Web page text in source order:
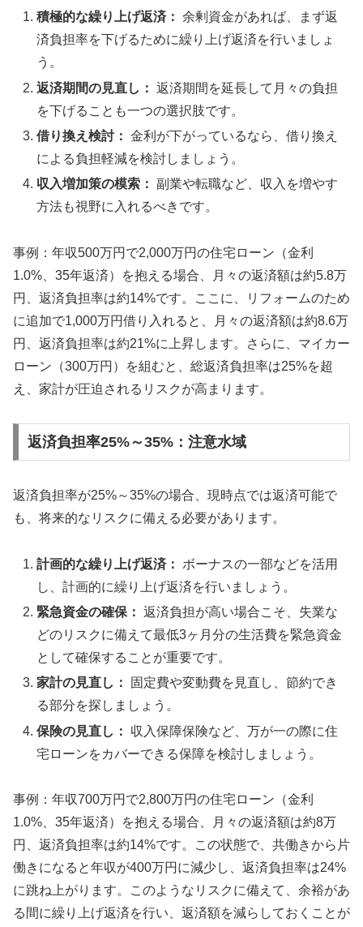
積極的な繰り上げ返済： 余剰資金があれば、まず返
済負担率を下げるために繰り上げ返済を行いましょ
う。
返済期間の見直し： 返済期間を延長して月々の負担
を下げることも一つの選択肢です。
借り換え検討： 金利が下がっているなら、借り換え
による負担軽減を検討しましょう。
収入増加策の模索： 副業や転職など、収入を増やす
方法も視野に入れるべきです。
事例：年収500万円で2,000万円の住宅ローン（金利
1.0%、35年返済）を抱える場合、月々の返済額は約5.8万
円、返済負担率は約14%です。ここに、リフォームのため
に追加で1,000万円借り入れると、月々の返済額は約8.6万
円、返済負担率は約21%に上昇します。さらに、マイカー
ローン（300万円）を組むと、総返済負担率は25%を超
え、家計が圧迫されるリスクが高まります。
返済負担率25%～35%：注意水域
返済負担率が25%～35%の場合、現時点では返済可能で
も、将来的なリスクに備える必要があります。
計画的な繰り上げ返済：
ボーナスの一部などを活用
し、計画的に繰り上げ返済を行いましょう。
緊急資金の確保： 返済負担が高い場合こそ、失業な
どのリスクに備えて最低3ヶ月分の生活費を緊急資金
として確保することが重要です。
家計の見直し：
固定費や変動費を見直し、節約でき
る部分を探しましょう。
保険の見直し：
収入保障保険など、万が一の際に住
宅ローンをカバーできる保障を検討しましょう。
事例：年収700万円で2,800万円の住宅ローン（金利
1.0%、35年返済）を抱える場合、月々の返済額は約8万
円、返済負担率は約14%です。この状態で、共働きから片
働きになると年収が400万円に減少し、返済負担率は24%
に跳ね上がります。このようなリスクに備えて、余裕があ
る間に繰り上げ返済を行い、返済額を減らしておくことが